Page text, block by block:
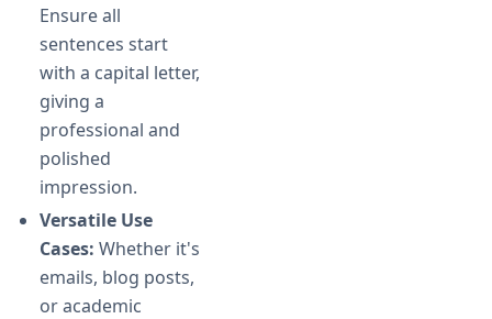
Ensure all
sentences start
with a capital letter,
giving a
professional and
polished
impression.
Versatile Use
Cases: Whether it's
emails, blog posts,
or academic